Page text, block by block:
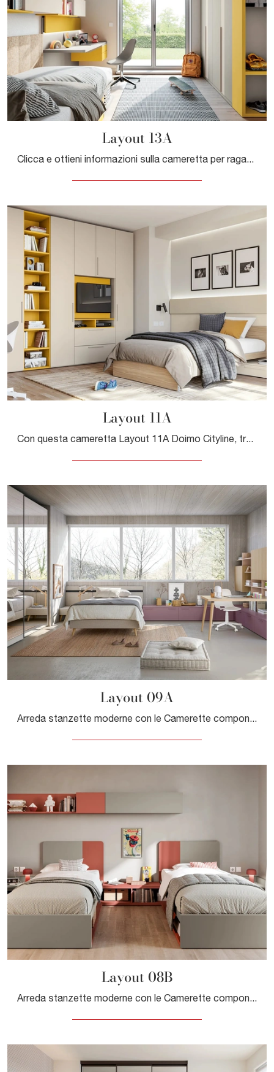
Layout 13A
Layout 11A
Con questa cameretta Layout 11A Doimo Cityline, tra le soluzioni componibili, potrai arredare stanze moderne per ragazzi.
Layout 09A
Layout 08B